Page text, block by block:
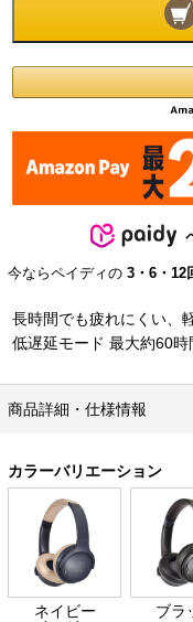
今ならペイディの 3・6・12
長時間でも疲れにくい、
低遅延モード 最大約60
商品詳細・仕様情報
カラーバリエーション
ネイビー
ブラ